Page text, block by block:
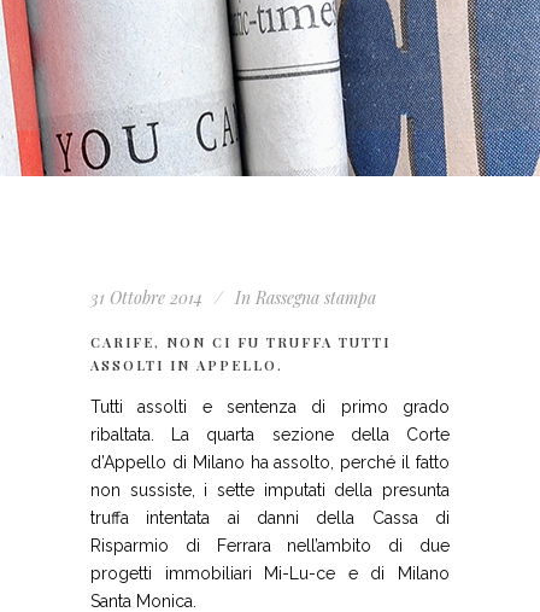
31 Ottobre 2014 In Rassegna stampa
CARIFE, NON CI FU TRUFFA TUTTI
ASSOLTI IN APPELLO.
Tutti assolti e sentenza di primo grado
ribaltata. La quarta sezione della Corte
d’Appello di Milano ha assolto, perché il fatto
non sussiste, i sette imputati della presunta
truffa intentata ai danni della Cassa di
Risparmio di Ferrara nell’ambito di due
progetti immobiliari Mi-Lu-ce e di Milano
Santa Monica.